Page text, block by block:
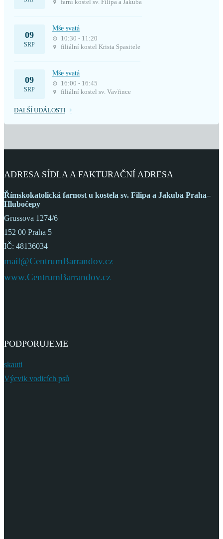
farní kostel sv. Filipa a Jakuba
09
SRP
Mše svatá
10:30 - 11:20
filiální kostel Krista Spasitele
09
SRP
Mše svatá
16:00 - 16:45
filiální kostel sv. Vavřince
DALŠÍ UDÁLOSTI
ADRESA SÍDLA A FAKTURAČNÍ ADRESA
Římskokatolická farnost u kostela sv. Filipa a Jakuba Praha–
Hlubočepy
Grussova 1274/6
152 00 Praha 5
IČ: 48136034
mail@CentrumBarrandov.cz
www.CentrumBarrandov.cz
PODPORUJEME
skauti
Výcvik vodicích psů